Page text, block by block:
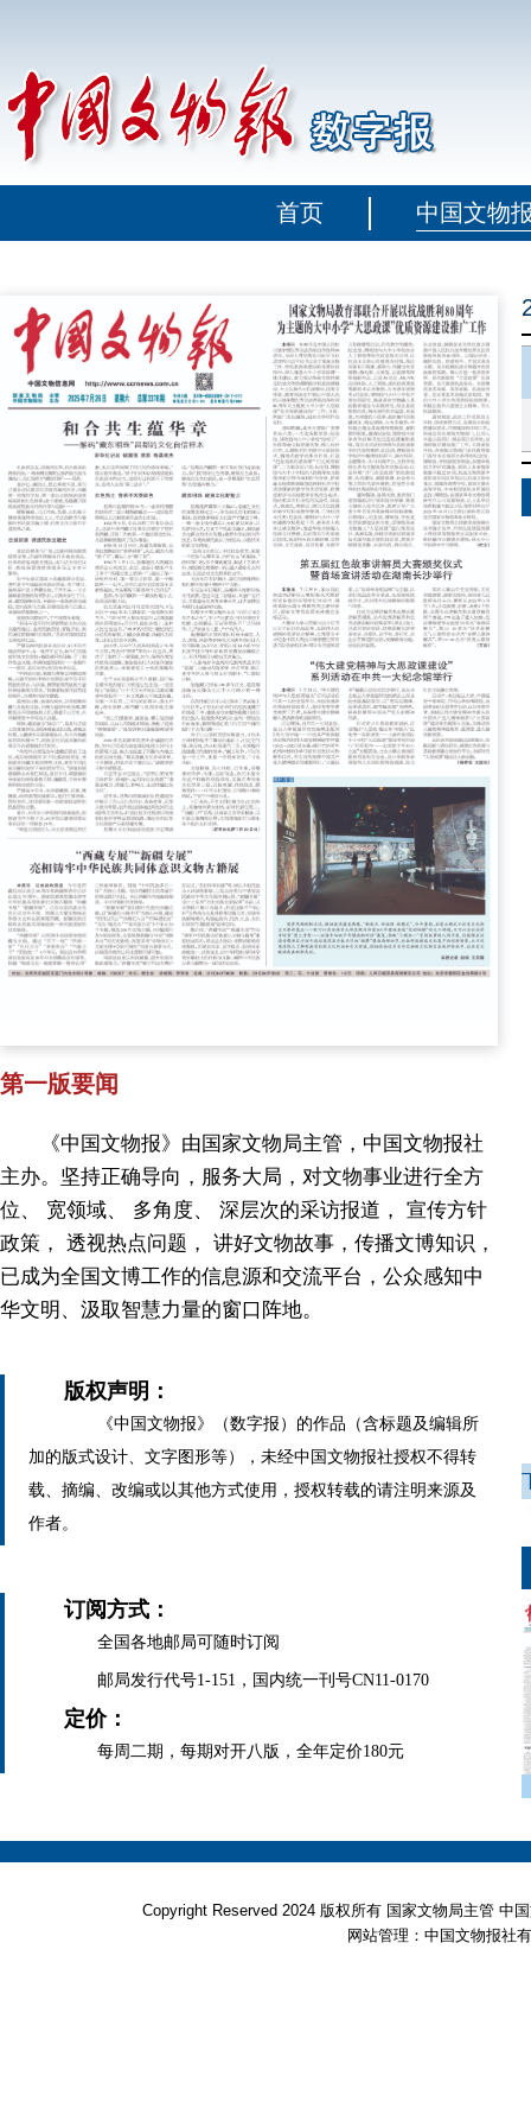
首页 中国文物
第一版要闻
《中国文物报》由国家文物局主管，中国文物报社
主办。坚持正确导向，服务大局，对文物事业进行全方
位、 宽领域、 多角度、 深层次的采访报道， 宣传方针
政策， 透视热点问题， 讲好文物故事，传播文博知识，
已成为全国文博工作的信息源和交流平台，公众感知中
华文明、汲取智慧力量的窗口阵地。
版权声明：
《中国文物报》（数字报）的作品（含标题及编辑所
加的版式设计、文字图形等），未经中国文物报社授权不得转
载、摘编、改编或以其他方式使用，授权转载的请注明来源及
作者。
订阅方式：
全国各地邮局可随时订阅
邮局发行代号1-151，国内统一刊号CN11-0170
定价：
每周二期，每期对开八版，全年定价180元
Copyright Reserved 2024 版权所有 国家文物局主管
网站管理：中国文物报社